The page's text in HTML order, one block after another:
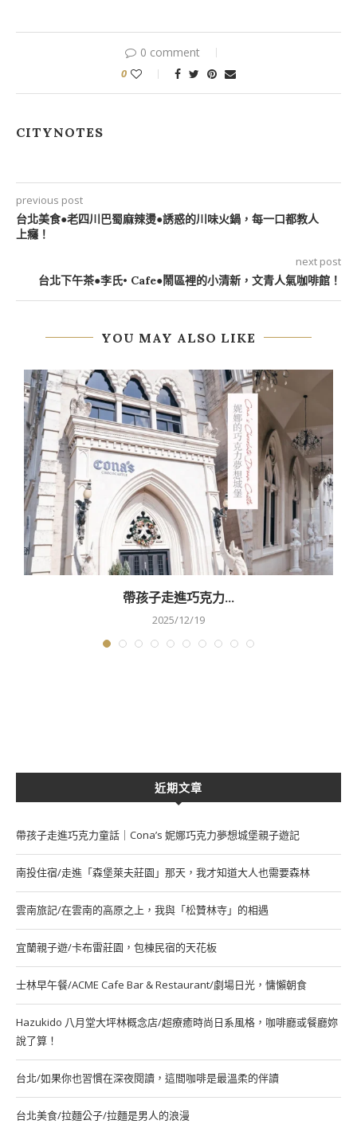
0 comment
0
CITYNOTES
previous post
台北美食●老四川巴蜀麻辣燙●誘惑的川味火鍋，每一口都教人
上癮！
next post
台北下午茶●李氏• Cafe●鬧區裡的小清新，文青人氣咖啡館！
YOU MAY ALSO LIKE
帶孩子走進巧克力...
2025/12/19
近期文章
帶孩子走進巧克力童話｜Cona’s 妮娜巧克力夢想城堡親子遊記
南投住宿/走進「森堡萊夫莊園」那天，我才知道大人也需要森林
雲南旅記/在雲南的高原之上，我與「松贊林寺」的相遇
宜蘭親子遊/卡布雷莊園，包棟民宿的天花板
士林早午餐/ACME Cafe Bar & Restaurant/劇場日光，慵懶朝食
Hazukido 八月堂大坪林概念店/超療癒時尚日系風格，咖啡廳或餐廳妳
說了算！
台北/如果你也習慣在深夜閱讀，這間咖啡是最溫柔的伴讀
台北美食/拉麵公子/拉麵是男人的浪漫